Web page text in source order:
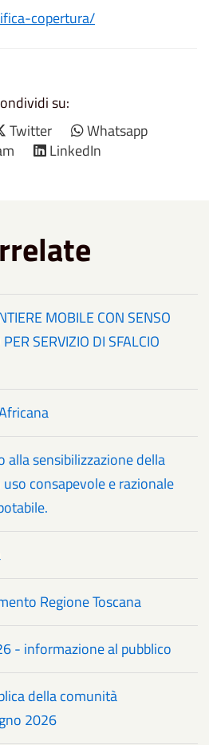
copertura/
su:
Twitter
Whatsapp
LinkedIn
MOBILE CON SENSO
SERVIZIO DI SFALCIO
sensibilizzazione della
consapevole e razionale
Regione Toscana
- informazione al pubblico
della comunità
2026